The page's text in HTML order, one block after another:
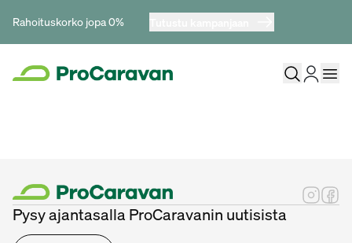
Rahoituskorko jopa 0%
Pysy ajantasalla ProCaravanin uutisista